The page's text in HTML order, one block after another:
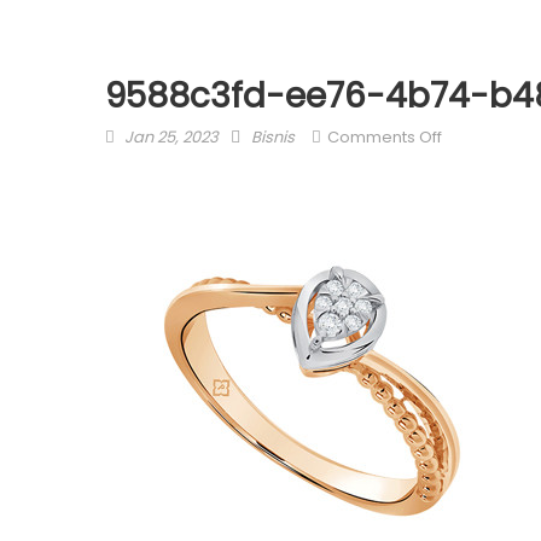
9588c3fd-ee76-4b74-
Posted
Jan 25, 2023 Author
Bisnis Comments Offon